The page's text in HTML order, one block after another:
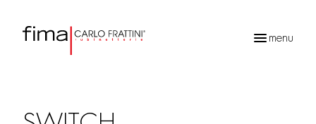
menu